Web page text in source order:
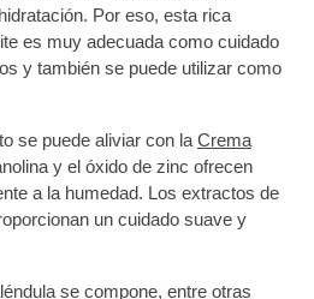
Por eso, esta rica
es muy adecuada como cuidado
y también se puede utilizar como
se puede aliviar con la Crema
y el óxido de zinc ofrecen
a la humedad. Los extractos de
un cuidado suave y
se compone, entre otras